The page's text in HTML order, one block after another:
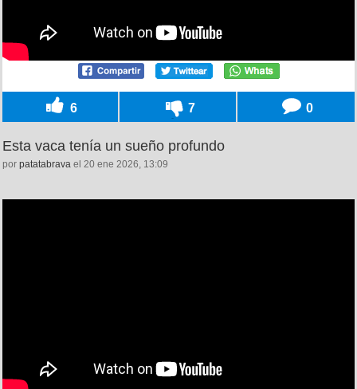
6 7 0
Esta vaca tenía un sueño profundo
por patatabrava el 20 ene 2026, 13:09